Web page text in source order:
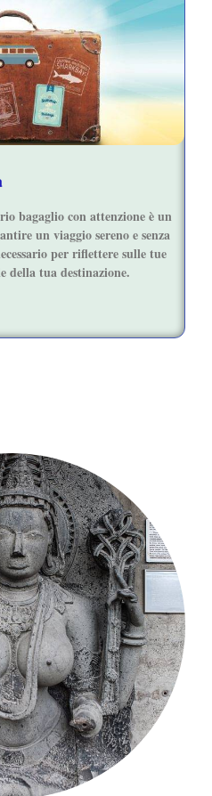
bagaglio con attenzione è un
un viaggio sereno e senza
per riflettere sulle tue
della tua destinazione.